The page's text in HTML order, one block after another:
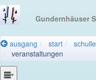
Gundernhäuser
ausgang start
veranstaltungen